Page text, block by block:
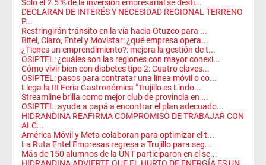
Solo el 2.5 % de la inversión empresarial se desti...
DECLARAN DE INTERÉS Y NECESIDAD REGIONAL TERRENO
P...
Restringirán tránsito en la vía hacia Otuzco para ...
Bitel, Claro, Entel y Movistar: ¿qué empresa opera...
¿Tienes un emprendimiento?: mejora la gestión de t...
OSIPTEL: ¿cuáles son las regiones con mayor conexi...
Cómo vivir bien con diabetes tipo 2: Cuatro claves...
OSIPTEL: pasos para contratar una línea móvil o co...
Llega la III Feria Gastronómica "Trujillo es Lindo...
Streamline brilla como mejor club de provincia en ...
OSIPTEL: ayuda a papá a encontrar el plan adecuado...
HIDRANDINA REAFIRMA COMPROMISO DE TRABAJAR CON
ALC...
América Móvil y Meta colaboran para optimizar el t...
La Ruta Entel Empresas regresa a Trujillo para seg...
Más de 150 alumnos de la UNT participaron en el se...